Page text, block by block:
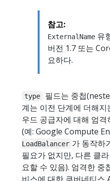
참고:
ExternalName 유
버전 1.7 또는
요하다.
type
필드는 중첩
계는 이전 단계에 더해
우드 공급자에 대해 엄
(예: Google Compute
LoadBalancer 가 동작하
필요가 없지만, 다른 클
요할 수 있음). 엄격한 중